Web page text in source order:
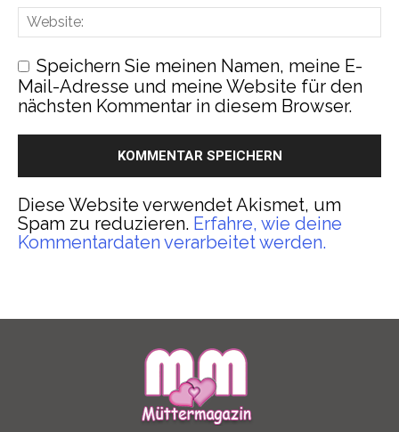
Speichern Sie meinen Namen, meine E-
Mail-Adresse und meine Website für den
nächsten Kommentar in diesem Browser.
Diese Website verwendet Akismet, um
Spam zu reduzieren. Erfahre, wie deine
Kommentardaten verarbeitet werden.